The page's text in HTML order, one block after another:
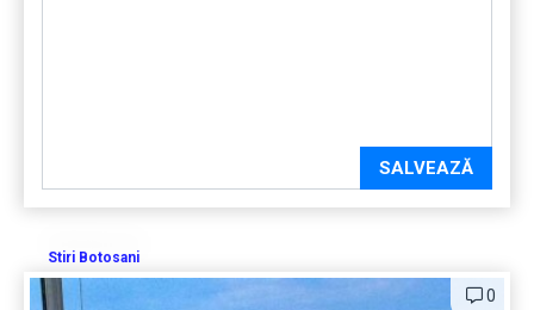
SALVEAZĂ
Stiri Botosani
0